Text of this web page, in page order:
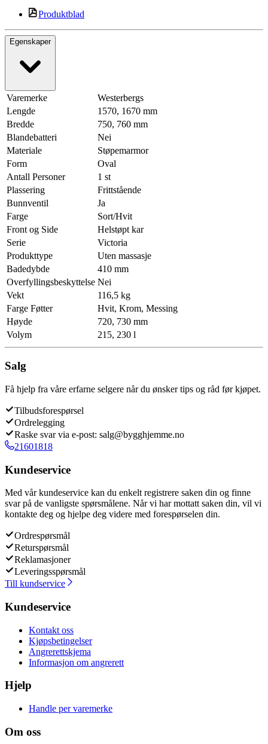
Produktblad
Egenskaper
Varemerke
Westerbergs
Lengde
1570, 1670 mm
Bredde
750, 760 mm
Blandebatteri
Nei
Materiale
Støpemarmor
Form
Oval
Antall Personer
1 st
Plassering
Frittstående
Bunnventil
Ja
Farge
Sort/Hvit
Front og Side
Helstøpt kar
Serie
Victoria
Produkttype
Uten massasje
Badedybde
410 mm
Overfyllingsbeskyttelse Nei
Vekt
116,5 kg
Farge Føtter
Hvit, Krom, Messing
Høyde
720, 730 mm
Volym
215, 230 l
Salg
Få hjelp fra våre erfarne selgere når du ønsker tips og råd før kjøpet.
Tilbudsforespørsel
Ordrelegging
Raske svar via e-post: salg@bygghjemme.no
21601818
Kundeservice
Med vår kundeservice kan du enkelt registrere saken din og finne
svar på de vanligste spørsmålene. Når vi har mottatt saken din, vil vi
kontakte deg og hjelpe deg videre med forespørselen din.
Ordrespørsmål
Returspørsmål
Reklamasjoner
Leveringsspørsmål
Till kundservice
Kundeservice
Kontakt oss
Kjøpsbetingelser
Angrerettskjema
Informasjon om angrerett
Hjelp
Handle per varemerke
Om oss